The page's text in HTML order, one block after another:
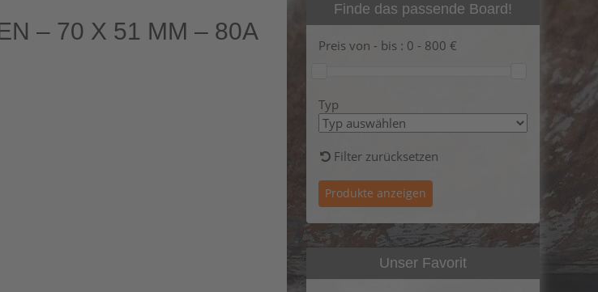
– 70 X 51 MM – 80A
Finde das passende Board!
Preis von - bis : 0 - 800 €
Typ
Filter zurücksetzen
Unser Favorit